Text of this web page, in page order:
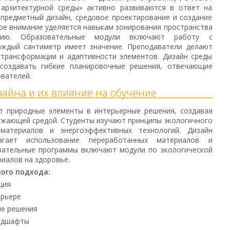
среды» активно развиваются в ответ на
дизайн, средовое проектирование и создание
внимание уделяется навыкам зонирования пространства
Образовательные модули включают работу с
сантиметр имеет значение. Преподаватели делают
и адаптивности элементов. Дизайн среды
гибкие планировочные решения, отвечающие
и их влияние на обучение
природные элементы в интерьерные решения, создавая
средой. Студенты изучают принципы экологичного
и энергоэффективных технологий. Дизайн
использование переработанных материалов и
программы включают модули по экологической
на здоровье.
подхода:
решения